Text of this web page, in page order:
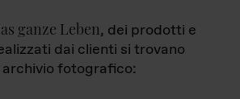
ganze Leben, dei prodotti e
dai clienti si trovano
fotografico: